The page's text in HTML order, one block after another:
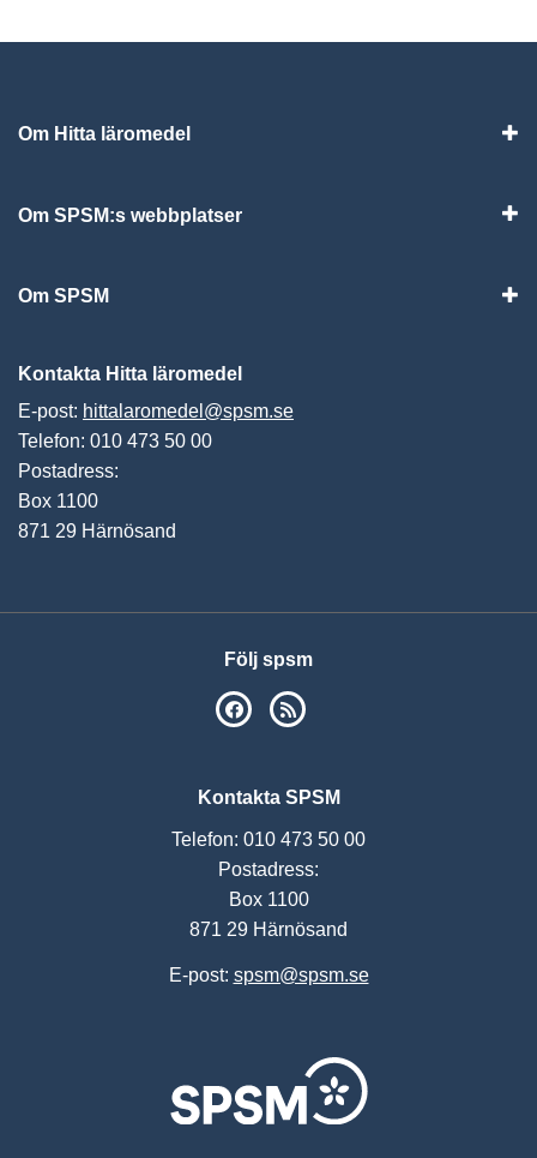
Om Hitta läromedel
Om SPSM:s webbplatser
Om SPSM
Kontakta Hitta läromedel
E-post: hittalaromedel@spsm.se
Telefon: 010 473 50 00
Postadress:
Box 1100
871 29 Härnösand
Följ spsm
SPSM på Facebook
Kontakta SPSM
Telefon: 010 473 50 00
Postadress:
Box 1100
871 29 Härnösand
E-post: spsm@spsm.se